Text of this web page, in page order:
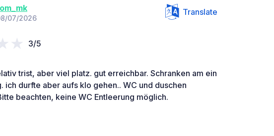
07/2026
Translate
3/5
trist, aber viel platz. gut erreichbar. Schranken am ein
ich durfte aber aufs klo gehen.. WC und duschen
beachten, keine WC Entleerung möglich.